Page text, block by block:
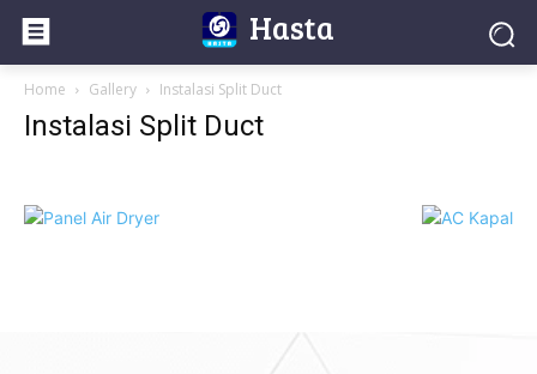
Hasta
Home Gallery Instalasi Split Duct
Instalasi Split Duct